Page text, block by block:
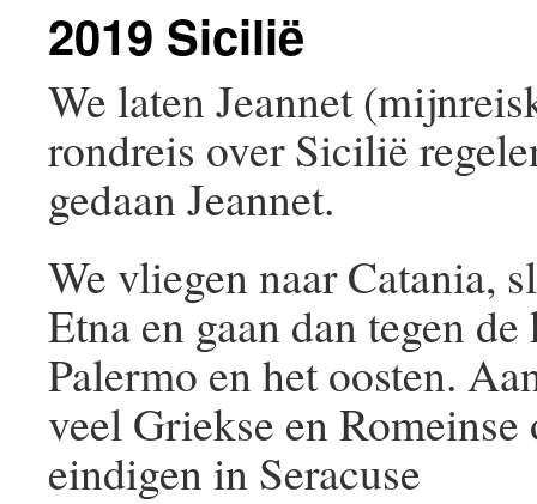
2019 Sicilië
We laten Jeannet
rondreis over Sicilië
gedaan Jeannet.
We vliegen naar Catania,
Etna en gaan dan tegen
Palermo en het oosten.
veel Griekse en Romeinse
eindigen in Seracuse